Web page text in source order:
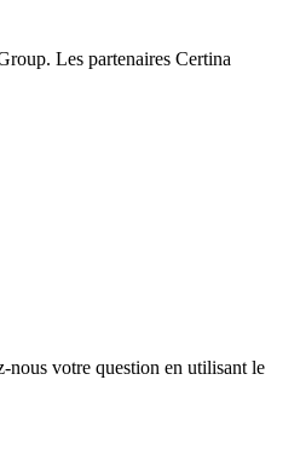
Les partenaires Certina
nous votre question en utilisant le